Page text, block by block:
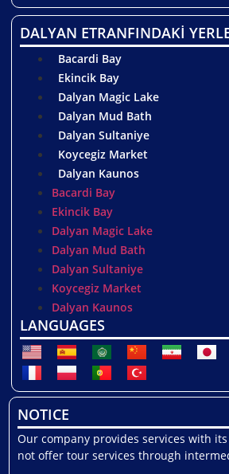
DALYAN ETRANFINDAKİ
Bacardi Bay
Ekincik Bay
Dalyan Magic Lake
Dalyan Mud Bath
Dalyan Sultaniye
Koycegiz Market
Dalyan Kaunos
Bacardi Bay
Ekincik Bay
Dalyan Magic Lake
Dalyan Mud Bath
Dalyan Sultaniye
Koycegiz Market
Dalyan Kaunos
LANGUAGES
NOTICE
Our company provides services with
not offer tour services through